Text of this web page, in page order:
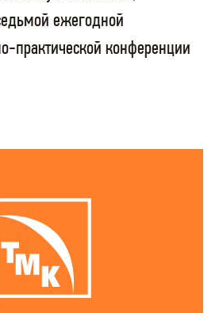
ежегодной
практической конференции